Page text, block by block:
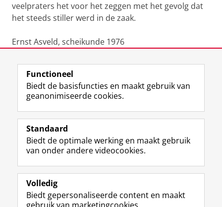
veelpraters het voor het zeggen met het gevolg dat
het steeds stiller werd in de zaak.
Ernst Asveld, scheikunde 1976
Laatst gewijzigd: 09 oktober 2019 12:27
Volg de RUG
F
a
e
b
o
p
a
L
i
k
e
I
-
p
R
S
-
f
e
R
I
n
t
r
m
Y
o
T
e
k
Studiekiezers
Alumni
Over ons
Functioneel
Biedt de basisfuncties en maakt gebruik van
geanonimiseerde cookies.
Standaard
Biedt de optimale werking en maakt gebruik
van onder andere videocookies.
Volledig
Biedt gepersonaliseerde content en maakt